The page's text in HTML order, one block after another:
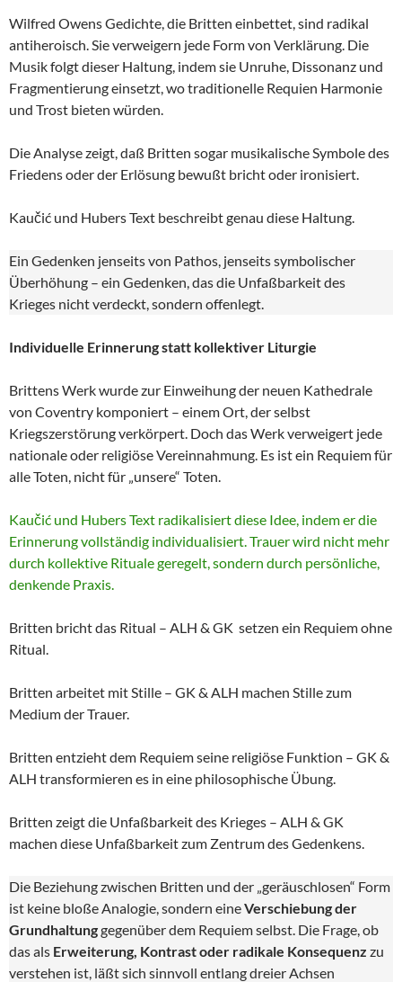
Wilfred Owens Gedichte, die Britten einbettet, sind radikal
antiheroisch. Sie verweigern jede Form von Verklärung. Die
Musik folgt dieser Haltung, indem sie Unruhe, Dissonanz und
Fragmentierung einsetzt, wo traditionelle Requien Harmonie
und Trost bieten würden.
Die Analyse zeigt, daß Britten sogar musikalische Symbole des
Friedens oder der Erlösung bewußt bricht oder ironisiert.
Kaučić und Hubers Text beschreibt genau diese Haltung.
Ein Gedenken jenseits von Pathos, jenseits symbolischer
Überhöhung – ein Gedenken, das die Unfaßbarkeit des
Krieges nicht verdeckt, sondern offenlegt.
Individuelle Erinnerung statt kollektiver Liturgie
Brittens Werk wurde zur Einweihung der neuen Kathedrale
von Coventry komponiert – einem Ort, der selbst
Kriegszerstörung verkörpert. Doch das Werk verweigert jede
nationale oder religiöse Vereinnahmung. Es ist ein Requiem für
alle Toten, nicht für „unsere“ Toten.
Kaučić und Hubers Text radikalisiert diese Idee, indem er die
Erinnerung vollständig individualisiert. Trauer wird nicht mehr
durch kollektive Rituale geregelt, sondern durch persönliche,
denkende Praxis.
Britten bricht das Ritual – ALH & GK setzen ein Requiem ohne
Ritual.
Britten arbeitet mit Stille – GK & ALH machen Stille zum
Medium der Trauer.
Britten entzieht dem Requiem seine religiöse Funktion – GK &
ALH transformieren es in eine philosophische Übung.
Britten zeigt die Unfaßbarkeit des Krieges – ALH & GK
machen diese Unfaßbarkeit zum Zentrum des Gedenkens.
Die Beziehung zwischen Britten und der „geräuschlosen“ Form
ist keine bloße Analogie, sondern eineVerschiebung der
Grundhaltunggegenüber dem Requiem selbst. Die Frage, ob
das als Erweiterung, Kontrast oder radikale Konsequenz zu
verstehen ist, läßt sich sinnvoll entlang dreier Achsen